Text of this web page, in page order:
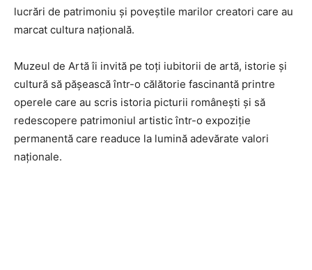
lucrări de patrimoniu și poveștile marilor creatori care au
marcat cultura națională.
Muzeul de Artă îi invită pe toți iubitorii de artă, istorie și
cultură să pășească într-o călătorie fascinantă printre
operele care au scris istoria picturii românești și să
redescopere patrimoniul artistic într-o expoziție
permanentă care readuce la lumină adevărate valori
naționale.